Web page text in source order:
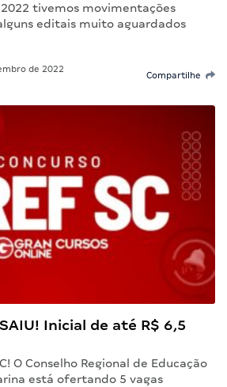
tivemos movimentações
editais muito aguardados
de 2022
Compartilhe
Inicial de até R$ 6,5
O Conselho Regional de Educação
está ofertando 5 vagas